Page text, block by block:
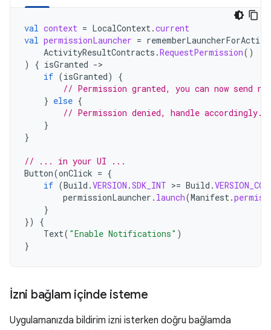
val context = LocalContext.current
val permissionLauncher =
ActivityResultContracts .RequestPermission()
)
{ isGranted -
if (isGranted)
{
// Permission granted, you can now send
} else {
// Permission denied, handle accordingly.
}
}
// ... in your UI ...
Button(onClick = {
if (Build .VERSION .SDK_INT >= Build .
permissionLauncher . launch(Manifest.
}
})
{
Text( "Enable Notifications" )
}
İzni bağlam içinde isteme
Uygulamanızda bildirim izni isterken doğru bağlamda